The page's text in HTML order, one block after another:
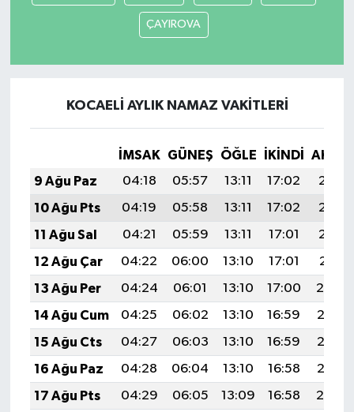
ÇAYIROVA
KOCAELİ AYLIK NAMAZ VAKITLERI
İMSAK GÜNEŞ ÖĞLE İKINDI
9 Ağu Paz
04:18 05:57 13:11 17:02
20:15
10 Ağu Pts
04:19 05:58 13:11 17:02
20:13
11 Ağu Sal
04:21 05:59 13:11 17:01
20:12
12 Ağu Çar
04:22 06:00 13:10 17:01
20:11
13 Ağu Per
04:24 06:01 13:10 17:00
20:09
14 Ağu Cum
04:25 06:02 13:10 16:59
20:08
15 Ağu Cts
04:27 06:03 13:10 16:59
20:07
16 Ağu Paz
04:28 06:04 13:10 16:58
20:05
17 Ağu Pts
04:29 06:05 13:09 16:58
20:04